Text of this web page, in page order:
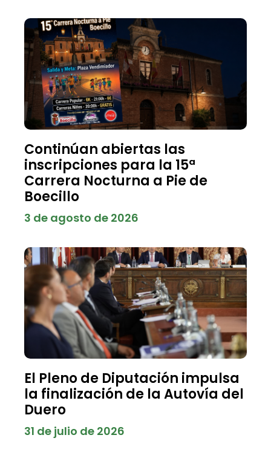
Continúan abiertas las
inscripciones para la 15ª
Carrera Nocturna a Pie de
Boecillo
3 de agosto de 2026
El Pleno de Diputación impulsa
la finalización de la Autovía del
Duero
31 de julio de 2026